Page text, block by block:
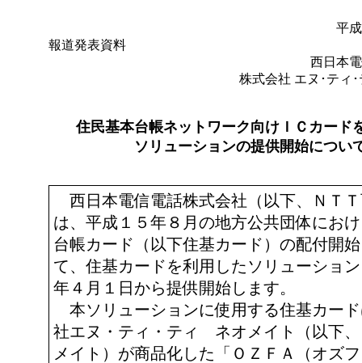
平
報道発表資料
西日本
株式会社 エヌ･ティ
住民基本台帳ネットワーク向けＩＣカード
ソリューションの提供開始につい
西日本電信電話株式会社（以下、ＮＴ
は、平成１５年８月の地方公共団体にお
台帳カード（以下住基カード）の配付開
て、住基カードを利用したソリューショ
年４月１日から提供開始します。
本ソリューションに使用する住基カー
社エヌ・ティ・ティ ネオメイト（以下
メイト）が商品化した「ＯＺＦＡ（オズ